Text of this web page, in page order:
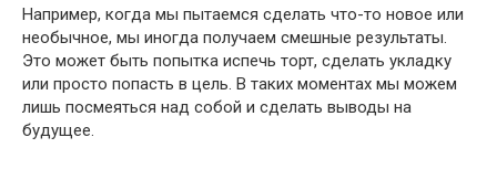
Например, когда мы пытаемся сделать что-то новое или
необычное, мы иногда получаем смешные результаты.
Это может быть попытка испечь торт, сделать укладку
или просто попасть в цель. В таких моментах мы можем
лишь посмеяться над собой и сделать выводы на
будущее.